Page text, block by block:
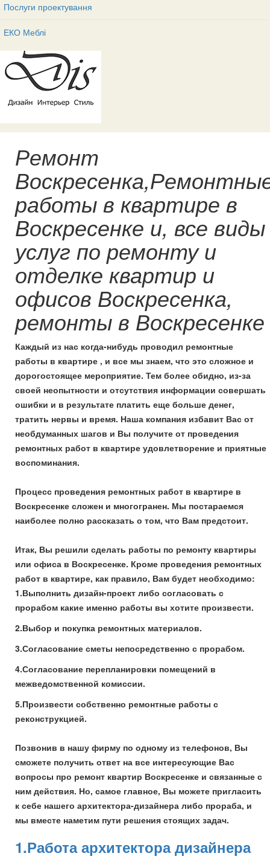
Послуги проектування
ЕКО Меблі
Ремонт
работы в квартире в
Воскресенке и, все виды
услуг по ремонту и
отделке квартир и
офисов Воскресенка,
ремонты в Воскресенке
Каждый из нас когда-нибудь проводил ремонтные
работы в квартире , и все мы знаем, что это сложное и
дорогостоящее мероприятие. Тем более обидно, из-за
своей неопытности и отсутствия информации совершать
ошибки и в результате платить еще больше денег,
тратить нервы и время. Наша компания избавит Вас от
необдуманных шагов и Вы получите от проведения
ремонтных работ в квартире удовлетворение и приятные
воспоминания.
Процесс проведения ремонтных работ в квартире в
Воскресенке сложен и многогранен. Мы постараемся
наиболее полно рассказать о том, что Вам предстоит.
Итак, Вы решили сделать работы по ремонту квартиры
или офиса в Воскресенке. Кроме проведения ремонтных
работ в квартире, как правило, Вам будет необходимо:
1.Выполнить дизайн-проект либо согласовать с
прорабом какие именно работы вы хотите произвести.
2.Выбор и покупка ремонтных материалов.
3.Согласование сметы непосредственно с прорабом.
4.Согласование перепланировки помещений в
межведомственной комиссии.
5.Произвести собственно ремонтные работы с
реконструкцией.
Позвонив в нашу фирму по одному из телефонов, Вы
сможете получить ответ на все интересующие Вас
вопросы про ремонт квартир Воскресенке и связанные с
ним действия. Но, самое главное, Вы можете пригласить
к себе нашего архитектора-дизайнера либо прораба, и
мы вместе наметим пути решения стоящих задач.
1.Работа архитектора дизайнера